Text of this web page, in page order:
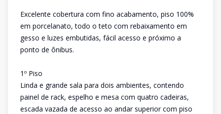
Excelente cobertura com fino acabamento, piso 100%
em porcelanato, todo o teto com rebaixamento em
gesso e luzes embutidas, fácil acesso e próximo a
ponto de ônibus.
1º Piso
Linda e grande sala para dois ambientes, contendo
painel de rack, espelho e mesa com quatro cadeiras,
escada vazada de acesso ao andar superior com piso